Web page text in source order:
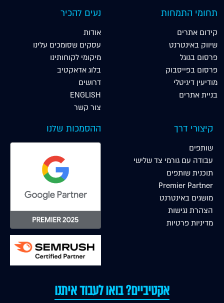
תחומי התמחות
קידום אתרים
שיווק באינטרנט
פרסום בגוגל
פרסום בפייסבוק
מודיעין דיגיטלי
בניית אתרים
נעים להכיר
אודות
עסקים שסומכים עלינו
מיקומי לקוחותינו
בלוג אדאקטיב
דרושים
ENGLISH
צור קשר
קיצורי דרך
שותפים
עבודה עם גורמי צד שלישי
תוכנית שותפים
Premier Partner
מושגים באינטרנט
הצהרת נגישות
מדיניות פרטיות
ההסמכות שלנו
אקטיביים? בואו לעבוד איתנו